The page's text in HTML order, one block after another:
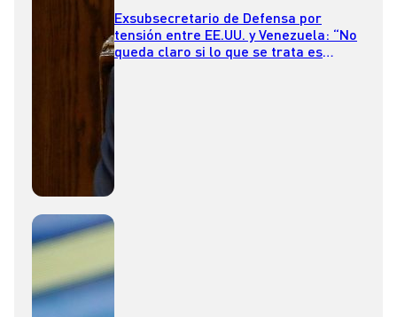
Exsubsecretario de Defensa por
tensión entre EE.UU. y Venezuela: “No
queda claro si lo que se trata es